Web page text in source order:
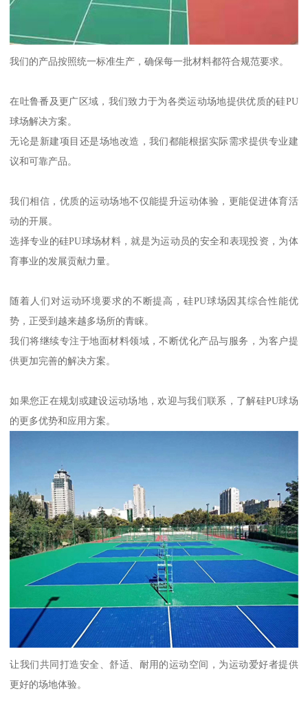
我们的产品按照统一标准生产，确保每一批材料都符合规范要求。
在吐鲁番及更广区域，我们致力于为各类运动场地提供优质的硅PU
球场解决方案。
无论是新建项目还是场地改造，我们都能根据实际需求提供专业建
议和可靠产品。
我们相信，优质的运动场地不仅能提升运动体验，更能促进体育活
动的开展。
选择专业的硅PU球场材料，就是为运动员的安全和表现投资，为体
育事业的发展贡献力量。
随着人们对运动环境要求的不断提高，硅PU球场因其综合性能优
势，正受到越来越多场所的青睐。
我们将继续专注于地面材料领域，不断优化产品与服务，为客户提
供更加完善的解决方案。
如果您正在规划或建设运动场地，欢迎与我们联系，了解硅PU球场
的更多优势和应用方案。
让我们共同打造安全、舒适、耐用的运动空间，为运动爱好者提供
更好的场地体验。